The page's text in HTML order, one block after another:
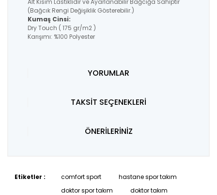
Alt Kısım Lastiklidir ve Ayarlanabilir Bağcığa Sahiptir
(Bağcık Rengi Değişiklik Gösterebilir.)
Kumaş Cinsi:
Dry Touch ( 175 gr/m2 )
Karışımı: %100 Polyester
YORUMLAR
TAKSİT SEÇENEKLERİ
ÖNERİLERİNİZ
Etiketler : comfort sport
hastane spor takım
doktor spor takım
doktor takım